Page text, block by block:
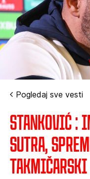
Pogledaj sve vesti
Stanković :
sutra,